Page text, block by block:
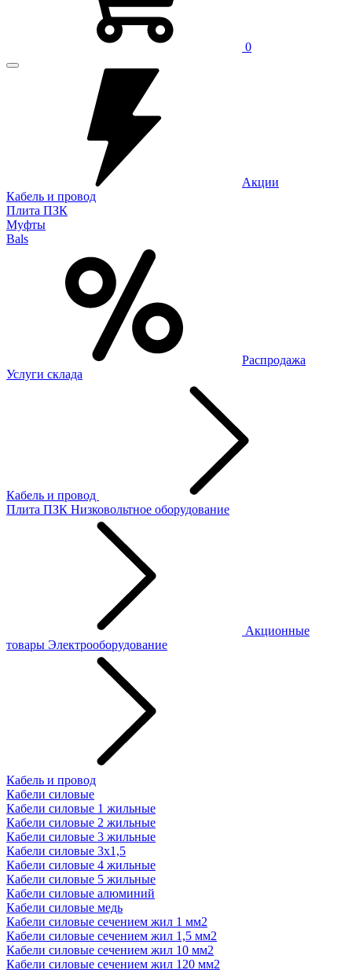
0
Акции
Кабель и провод
Плита ПЗК
Муфты
Bals
Распродажа
Услуги склада
Кабель и провод
Плита ПЗК Низковольтное оборудование
Акционные
товары Электрооборудование
Кабель и провод
Кабели силовые
Кабели силовые 1 жильные
Кабели силовые 2 жильные
Кабели силовые 3 жильные
Кабели силовые 3х1,5
Кабели силовые 4 жильные
Кабели силовые 5 жильные
Кабели силовые алюминий
Кабели силовые медь
Кабели силовые сечением жил 1 мм2
Кабели силовые сечением жил 1,5 мм2
Кабели силовые сечением жил 10 мм2
Кабели силовые сечением жил 120 мм2